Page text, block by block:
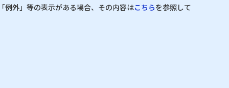
例外」等の表示がある場合、その内容はこちらを参照して